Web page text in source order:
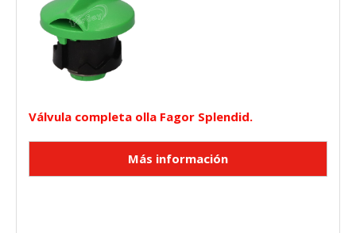
Válvula completa olla Fagor Splendid.